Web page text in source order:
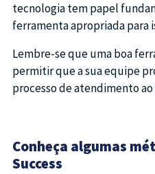
tecnologia tem papel
ferramenta apropriada para
Lembre-se que uma boa
permitir que a sua equipe
processo de atendimento
Conheça algumas
Success